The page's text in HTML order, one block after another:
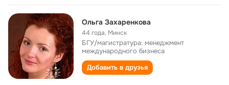
Ольга Захаренкова
44 года, Минск
БГУ/магистратура: менеджмент
международного бизнеса
Добавить в друзья